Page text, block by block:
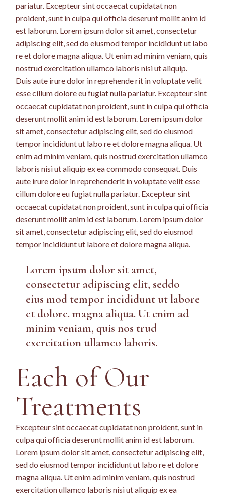
pariatur. Excepteur sint occaecat cupidatat non
proident, sunt in culpa qui officia deserunt mollit anim id
est laborum. Lorem ipsum dolor sit amet, consectetur
adipiscing elit, sed do eiusmod tempor incididunt ut labo
re et dolore magna aliqua. Ut enim ad minim veniam, quis
nostrud exercitation ullamco laboris nisi ut aliquip.
Duis aute irure dolor in reprehende rit in voluptate velit
esse cillum dolore eu fugiat nulla pariatur. Excepteur sint
occaecat cupidatat non proident, sunt in culpa qui officia
deserunt mollit anim id est laborum. Lorem ipsum dolor
sit amet, consectetur adipiscing elit, sed do eiusmod
tempor incididunt ut labo re et dolore magna aliqua. Ut
enim ad minim veniam, quis nostrud exercitation ullamco
laboris nisi ut aliquip ex ea commodo consequat. Duis
aute irure dolor in reprehenderit in voluptate velit esse
cillum dolore eu fugiat nulla pariatur. Excepteur sint
occaecat cupidatat non proident, sunt in culpa qui officia
deserunt mollit anim id est laborum. Lorem ipsum dolor
sit amet, consectetur adipiscing elit, sed do eiusmod
tempor incididunt ut labore et dolore magna aliqua.
Lorem ipsum dolor sit amet,
consectetur adipiscing elit, seddo
eius mod tempor incididunt ut labore
et dolore. magna aliqua. Ut enim ad
minim veniam, quis nos trud
exercitation ullamco laboris.
Each of Our
Treatments
Excepteur sint occaecat cupidatat non proident, sunt in
culpa qui officia deserunt mollit anim id est laborum.
Lorem ipsum dolor sit amet, consectetur adipiscing elit,
sed do eiusmod tempor incididunt ut labo re et dolore
magna aliqua. Ut enim ad minim veniam, quis nostrud
exercitation ullamco laboris nisi ut aliquip ex ea